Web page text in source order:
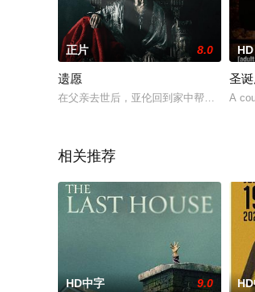
正片 8.0
遗愿
在父亲去世后，亚伦回到家中帮助他悲痛
HD
圣
A
相关推荐
HD中字 9.0